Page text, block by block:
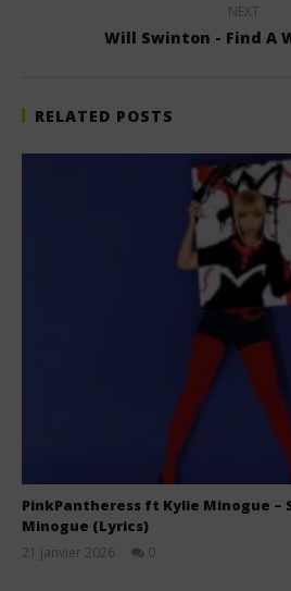
NEXT
Will Swinton - Find A
RELATED POSTS
PinkPantheress ft Kylie Minogue –
Minogue (Lyrics)
21 janvier 2026
0